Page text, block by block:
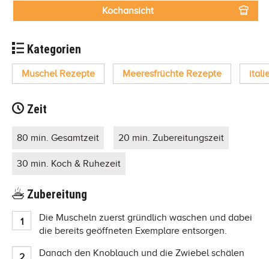
Kochansicht
Kategorien
Muschel Rezepte Meeresfrüchte Rezepte
Zeit
80 min. Gesamtzeit 20 min. Zubereitungszeit
30 min. Koch & Ruhezeit
Zubereitung
Die Muscheln zuerst gründlich waschen und dabei
die bereits geöffneten Exemplare entsorgen.
Danach den Knoblauch und die Zwiebel schälen